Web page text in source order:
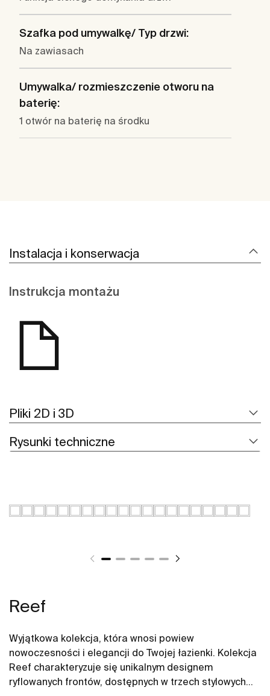
Szafka pod umywalkę/ Typ drzwi:
Na zawiasach
Umywalka/ rozmieszczenie otworu na
baterię:
1 otwór na baterię na środku
Instalacja i konserwacja
Instrukcja montażu
Pliki 2D i 3D
Rysunki techniczne
Reef
Wyjątkowa kolekcja, która wnosi powiew
nowoczesności i elegancji do Twojej łazienki. Kolekcja
Reef charakteryzuje się unikalnym designem
ryflowanych frontów, dostępnych w trzech stylowych